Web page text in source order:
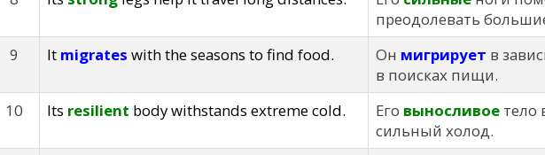
преодолевать
9
It migrates with the seasons to find food. Он мигрирует в
в поисках пищи.
10
Its resilient body withstands extreme cold. Его выносливое тело
сильный холод.